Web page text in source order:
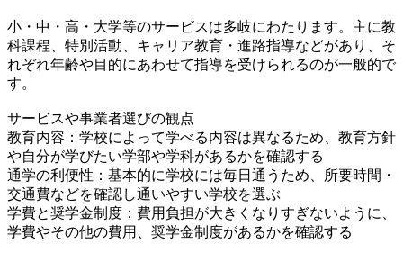
小・中・高・大学等のサービスは多岐にわたります。主に教
科課程、特別活動、キャリア教育・進路指導などがあり、そ
れぞれ年齢や目的にあわせて指導を受けられるのが一般的で
す。
サービスや事業者選びの観点
教育内容：学校によって学べる内容は異なるため、教育方針
や自分が学びたい学部や学科があるかを確認する
通学の利便性：基本的に学校には毎日通うため、所要時間・
交通費などを確認し通いやすい学校を選ぶ
学費と奨学金制度：費用負担が大きくなりすぎないように、
学費やその他の費用、奨学金制度があるかを確認する